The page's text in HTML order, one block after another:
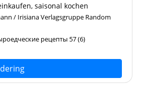
saisonal kochen
/ Irisiana Verlagsgruppe Random
рецепты 57(6)